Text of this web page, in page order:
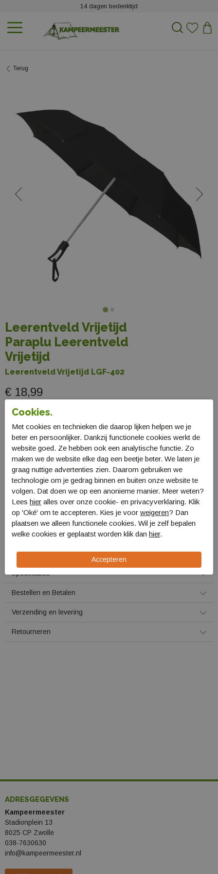
14 dagen bedenktijd
Terug
Leerentveld Vrijetijd
Paraplu Leerentveld
Vrijetijd
Leerentveld Vrijetijd LGF-402
€ 18,99
Selecteer maat
One Size
Voor 16:00 uur besteld, morgen in huis!
Plaats in winkelmand
Omschrijving
Leerentveld Vrijetijd Paraplu
Leerentveld Vrijetijd LGF-402
Specificaties
Bestellen en Betalen
Verzending en levering
Retourneren
ADRESGEGEVENS
Kampeermeester
Stadionplein 13
8025 CP Zwolle
038-7630630
info@kampeermeester.nl
Cookies.
Met cookies en technieken die daarop lijken helpen we je
beter en persoonlijker. Dankzij functionele cookies werkt de
website goed. Ze hebben ook een analytische functie. Zo
maken we de website elke dag een beetje beter. We laten je
graag nuttige advertenties zien. Daarom gebruiken we
technologie om je gedrag binnen en buiten onze website te
volgen. Dat doen we op een anonieme manier. Meer weten?
Lees hier alles over onze cookie- en privacyverklaring. Klik
op 'Oké' om te accepteren. Kies je voor weigeren? Dan
plaatsen we alleen functionele cookies. Wil je zelf bepalen
welke cookies er geplaatst worden klik dan hier.